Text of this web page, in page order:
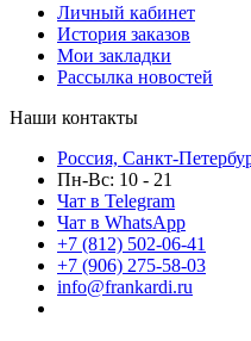
Личный кабинет
История заказов
Мои закладки
Рассылка новостей
Наши контакты
Россия, Санкт-
Пн-Вс: 10 - 21
Чат в Telegram
Чат в WhatsApp
+7 (812) 502-06-41
+7 (906) 275-58-03
info@frankardi.ru